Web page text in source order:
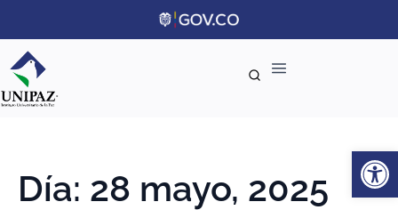
Día: 28 mayo, 2025